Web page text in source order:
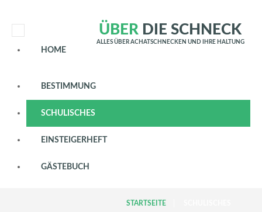
Ü BE R D E SCH N ECK
ALLES ÜBER ACHATSCHNECKEN UND IHRE HALTUNG
HOME
BESTIMMUNG
SCHULISCHES
EINSTEIGERHEFT
GÄSTEBUCH
STARTSEITE